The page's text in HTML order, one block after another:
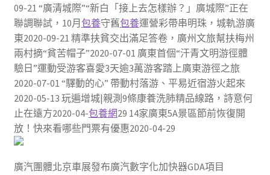
09-21 “廣清城際”“新白「接上去怎樣辦？」廣城際”正在
聯調聯試，10月 包養守舊包養運營彩帶串明珠，城軌游廣
東2020-09-21 精準扶貧交出滿足答卷，廣州文旅幫扶梅州
兩村摘“貧苦帽子”2020-07-01 廣東首個“汗青文明游徑體
驗日”運動受游客喜愛3天逾3萬游客踏上廣東游徑之旅
2020-07-01 “驛動的心” 帶動村落游、平易近宿游火起來
2020-05-13 玩遍增城|親測9條康養洗肺精品線路，詩意何
止在遠方2020-04-包養網29 14家廣東5A景區節前恢復開
放！快來看哪些門票有優惠2020-04-29
廣汽團體北京車展發布廣汽數字化加快器GDA項目